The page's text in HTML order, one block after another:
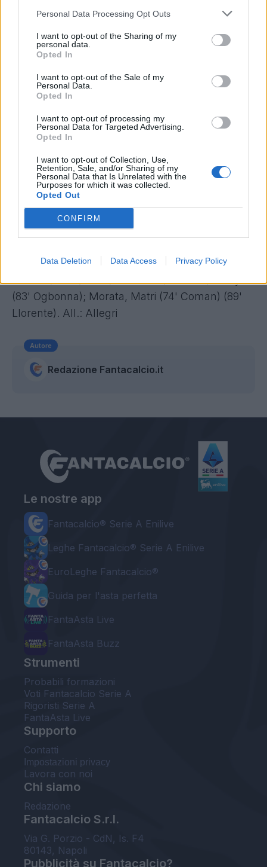
Personal Data Processing Opt Outs
I want to opt-out of the Sharing of my
personal data.
Opted In
I want to opt-out of the Sale of my
Personal Data.
Opted In
I want to opt-out of processing my
Personal Data for Targeted Advertising.
Opted In
I want to opt-out of Collection, Use,
Retention, Sale, and/or Sharing of my
Personal Data that Is Unrelated with the
Purposes for which it was collected.
Opted Out
CONFIRM
Data Deletion Data Access Privacy Policy
giallo. Gli ingressi di Diamanti e Babacar
riesce a far fanni, facendosi espellere per un
intervento inutile sullo stesso
finalee ancora in corsa per iltriplete
, se così si
può chiamare.
FIORENTINA-JUVENTUS 0-3 (0-2
MARCATORI: 21' Matri, 44' Pereyra, 59' Bonucci
FIORENTINA (3-5-2) : Neto; Savi?, G. Rodríguez
(83' Tomovi?), Basanta; Joaquín (66' Diamanti),
Mati Fernández, Aquilani, Borja Valero, Marcos
Alonso; Salah, M. Gómez (72' Babacar). All.:
JUVENTUS (4-3-1-2): Storari; Padoin, Bonucci,
(83' Ogbonna); Morata, Matri (74' Coman) (89'
Llorente). All.: Allegri
Autore
Redazione Fantacalcio.it
Le nostre app
Fantacalcio® Serie A Enilive
Leghe Fantacalcio® Serie A Enilive
EuroLeghe Fantacalcio®
Guida per l'asta perfetta
FantaAsta Live
FantaAsta Buzz
Strumenti
Probabili formazioni
Voti Fantacalcio Serie A
Rigoristi Serie A
FantaAsta Live
Supporto
Contatti
Impostazioni privacy
Lavora con noi
Chi siamo
Redazione
Fantacalcio S.r.l.
Via G. Porzio - CdN, Is. F4
80143, Napoli
Pubblicità su Fantacalcio?